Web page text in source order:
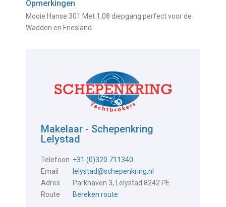
Opmerkingen
Mooie Hanse 301 Met 1,08 diepgang perfect voor de
Wadden en Friesland.
Makelaar - Schepenkring
Lelystad
Telefoon +31 (0)320 711340
Email
lelystad@schepenkring.nl
Adres
Parkhaven 3, Lelystad 8242 PE
Route
Bereken route